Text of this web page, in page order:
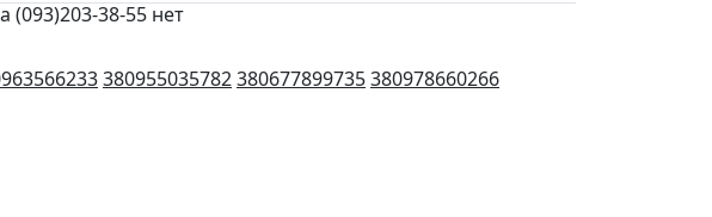
38-55 нет
380955035782380677899735380978660266